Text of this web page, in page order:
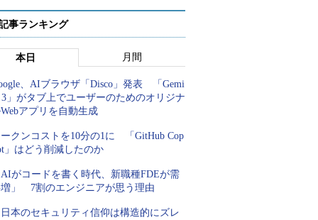
事ランキング
本日 月間
、AIブラウザ「Disco」発表 「Gemi
」がタブ上でユーザーのためのオリジナ
アプリを自動生成
クンコストを10分の1に 「GitHub Cop
」はどう削減したのか
がコードを書く時代、新職種FDEが需
」 7割のエンジニアが思う理由
本のセキュリティ信仰は構造的にズレ